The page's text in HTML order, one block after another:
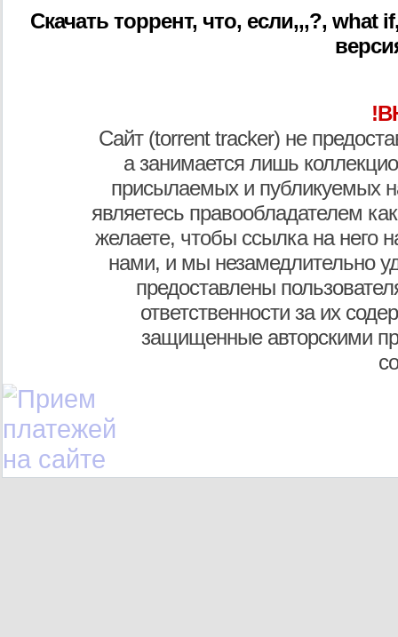
Скачать торрент, что, если,,,?, what
Сайт (torrent tracker) не
а занимается лишь
присылаемых и публикуемых
являетесь правообладателем
желаете, чтобы ссылка на него
нами, и мы незамедлительно
предоставлены
ответственности за их
защищенные авторскими